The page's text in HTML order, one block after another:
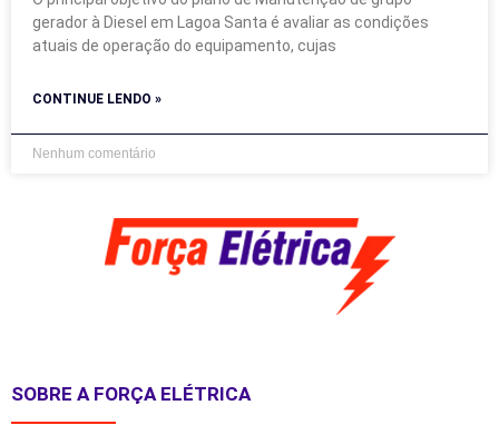
gerador à Diesel em Lagoa Santa é avaliar as condições
atuais de operação do equipamento, cujas
CONTINUE LENDO »
Nenhum comentário
SOBRE A FORÇA ELÉTRICA